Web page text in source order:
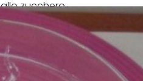
zucchero.